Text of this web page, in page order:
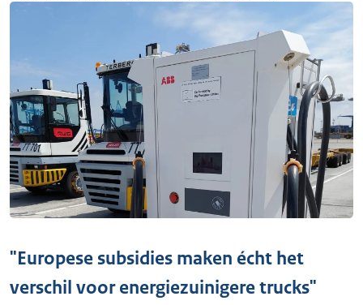
"Europese subsidies maken écht het
verschil voor energiezuinigere trucks"